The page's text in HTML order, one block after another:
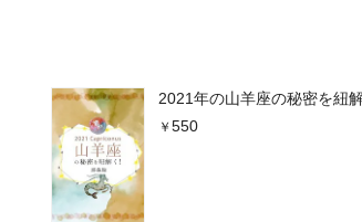
2021年の山羊座の秘密を紐解
550